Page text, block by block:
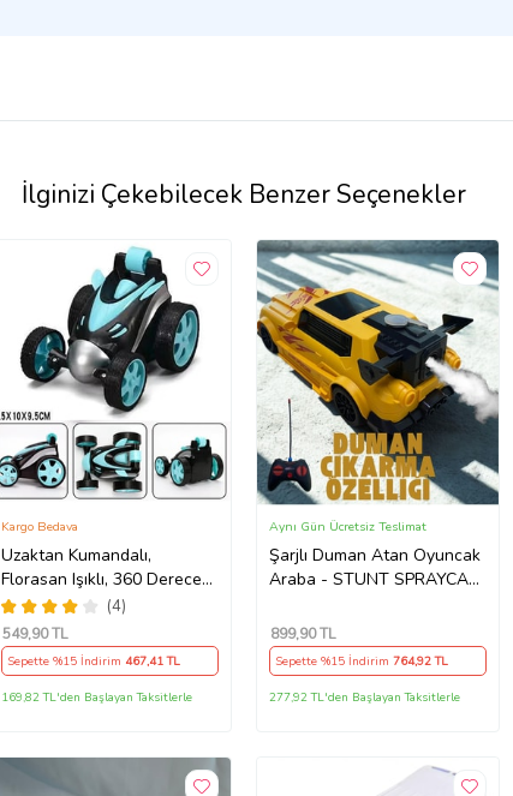
İlginizi Çekebilecek Benzer Seçenekler
Uzaktan Kumandalı,
Florasan Işıklı, 360 Derece
Dönebilen Akrobat Araba-
Stunt Car (Mavi)
(4)
Kargo Bedava
549,90 TL
Sepette %15 İndirim 467,41 TL
169,82 TL'den Başlayan Taksitlerle
Şarjlı Duman Atan Oyuncak
Araba - STUNT SPRAYCAR
Aynı Gün Ücretsiz Teslimat
899,90 TL
Sepette %15 İndirim 764,92 TL
277,92 TL'den Başlayan Taksitlerle